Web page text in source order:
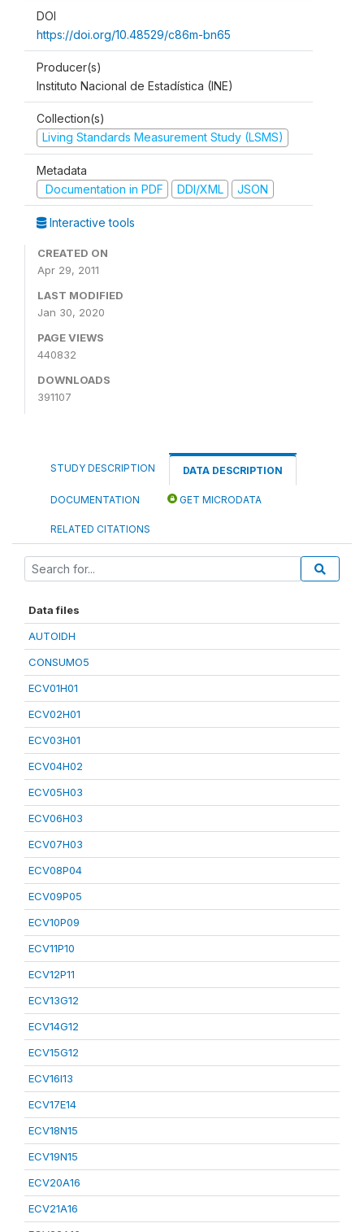
DOI
https://doi.org/10.48529/c86m-bn65
Producer(s)
Instituto Nacional de Estadística (INE)
Collection(s)
Living Standards Measurement Study (LSMS)
Metadata
Documentation in PDF
DDI/XML JSON
Interactive tools
CREATED ON
Apr 29, 2011
LAST MODIFIED
Jan 30, 2020
PAGE VIEWS
440832
DOWNLOADS
391107
STUDY DESCRIPTION DATA DESCRIPTION
DOCUMENTATION GET MICRODATA
RELATED CITATIONS
Data files
AUTOIDH
CONSUMO5
ECV01H01
ECV02H01
ECV03H01
ECV04H02
ECV05H03
ECV06H03
ECV07H03
ECV08P04
ECV09P05
ECV10P09
ECV11P10
ECV12P11
ECV13G12
ECV14G12
ECV15G12
ECV16I13
ECV17E14
ECV18N15
ECV19N15
ECV20A16
ECV21A16